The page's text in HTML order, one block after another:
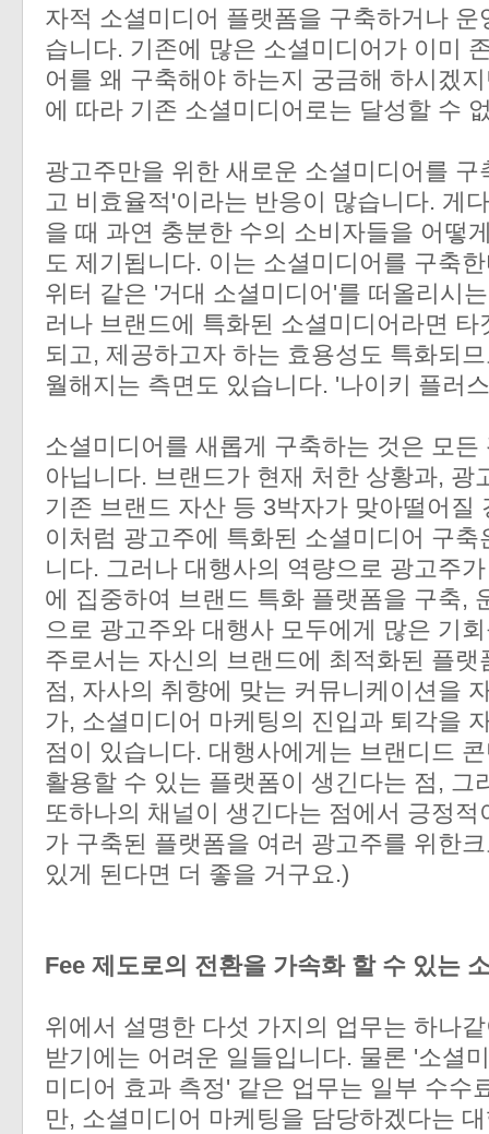
자적 소셜미디어 플랫폼을 구축하거나
습니다. 기존에 많은 소셜미디어가 이미
어를 왜 구축해야 하는지 궁금해 하시겠
에 따라 기존 소셜미디어로는 달성할 수
광고주만을 위한 새로운 소셜미디어를
고 비효율적'이라는 반응이 많습니다. 게
을 때 과연 충분한 수의 소비자들을 어떻
도 제기됩니다. 이는 소셜미디어를 구축
위터 같은 '거대 소셜미디어'를 떠올리시
러나 브랜드에 특화된 소셜미디어라면
되고, 제공하고자 하는 효용성도 특화되
월해지는 측면도 있습니다. '나이키 플러
소셜미디어를 새롭게 구축하는 것은 모
아닙니다. 브랜드가 현재 처한 상황과, 광
기존 브랜드 자산 등 3박자가 맞아떨어질
이처럼 광고주에 특화된 소셜미디어 구
니다. 그러나 대행사의 역량으로 광고주
에 집중하여 브랜드 특화 플랫폼을 구축,
으로 광고주와 대행사 모두에게 많은 기
주로서는 자신의 브랜드에 최적화된 플
점, 자사의 취향에 맞는 커뮤니케이션을
가, 소셜미디어 마케팅의 진입과 퇴각을
점이 있습니다. 대행사에게는 브랜디드
활용할 수 있는 플랫폼이 생긴다는 점, 그
또하나의 채널이 생긴다는 점에서 긍정
가 구축된 플랫폼을 여러 광고주를 위한
있게 된다면 더 좋을 거구요.)
Fee 제도로의 전환을 가속화 할 수 있는
위에서 설명한 다섯 가지의 업무는 하나
받기에는 어려운 일들입니다. 물론 '소셜
미디어 효과 측정' 같은 업무는 일부 수수
만, 소셜미디어 마케팅을 담당하겠다는